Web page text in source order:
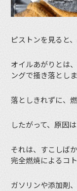
ピストンを見ると
オイルあがりとは
ングで掻き落としま
落としきれずに、
したがって、原因
それは、すこしば
完全燃焼によるコ
ガソリンや添加剤